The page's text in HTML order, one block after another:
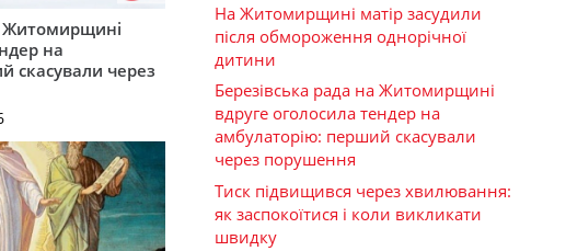
Житомирщині
на
скасували через
На Житомирщині матір засудили
після обмороження однорічної
дитини
Березівська рада на Житомирщині
вдруге оголосила тендер на
амбулаторію: перший скасували
через порушення
Тиск підвищився через хвилювання:
як заспокоїтися і коли викликати
швидку